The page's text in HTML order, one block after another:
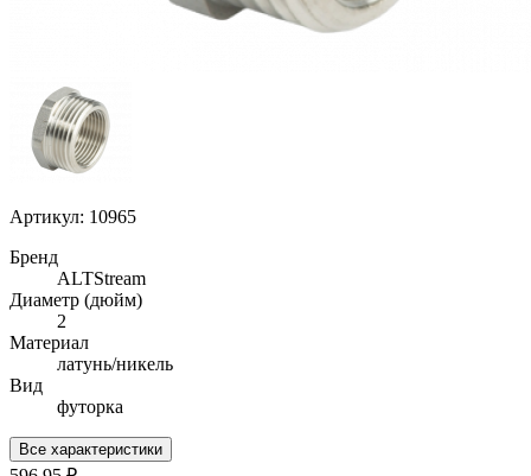
Артикул: 10965
Бренд
ALTStream
Диаметр (дюйм)
2
Материал
латунь/никель
Вид
футорка
Все характеристики